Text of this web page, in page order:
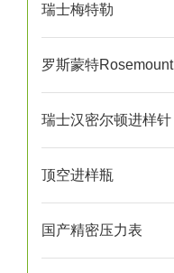
瑞士梅特勒
罗斯蒙特Rosemount
瑞士汉密尔顿进样针
顶空进样瓶
国产精密压力表